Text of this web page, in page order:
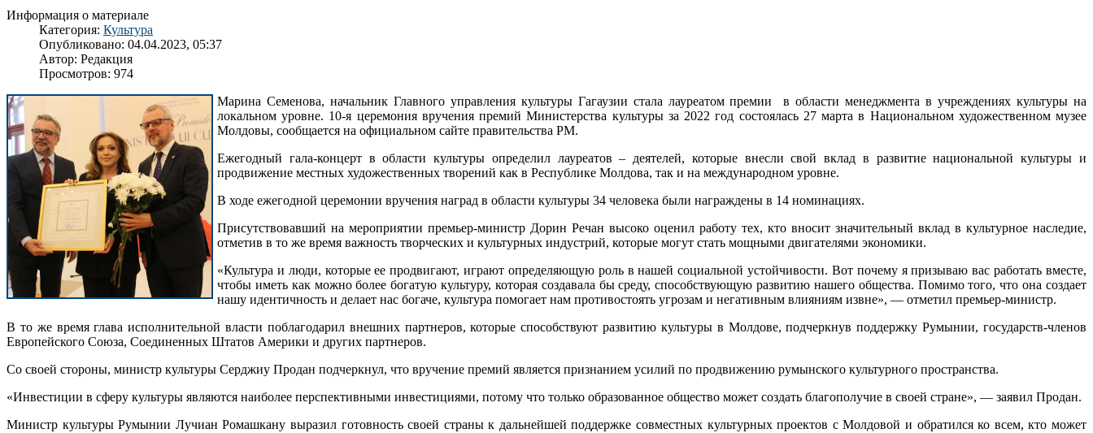
Информация о материале
Категория: Культура
Опубликовано: 04.04.2023, 05:37
Автор: Редакция
Просмотров: 974
Марина Семенова, начальник Главного управления культуры Гагаузии стала лауреатом премии в области менеджмента в учреждениях культуры на
локальном уровне. 10-я церемония вручения премий Министерства культуры за 2022 год состоялась 27 марта в Национальном художественном музее
Молдовы, сообщается на официальном сайте правительства РМ.
Ежегодный гала-концерт в области культуры определил лауреатов – деятелей, которые внесли свой вклад в развитие национальной культуры и
продвижение местных художественных творений как в Республике Молдова, так и на международном уровне.
В ходе ежегодной церемонии вручения наград в области культуры 34 человека были награждены в 14 номинациях.
Присутствовавший на мероприятии премьер-министр Дорин Речан высоко оценил работу тех, кто вносит значительный вклад в культурное наследие,
отметив в то же время важность творческих и культурных индустрий, которые могут стать мощными двигателями экономики.
«Культура и люди, которые ее продвигают, играют определяющую роль в нашей социальной устойчивости. Вот почему я призываю вас работать вместе,
чтобы иметь как можно более богатую культуру, которая создавала бы среду, способствующую развитию нашего общества. Помимо того, что она создает
нашу идентичность и делает нас богаче, культура помогает нам противостоять угрозам и негативным влияниям извне», — отметил премьер-министр.
В то же время глава исполнительной власти поблагодарил внешних партнеров, которые способствуют развитию культуры в Молдове, подчеркнув поддержку Румынии, государств-членов
Европейского Союза, Соединенных Штатов Америки и других партнеров.
Со своей стороны, министр культуры Серджиу Продан подчеркнул, что вручение премий является признанием усилий по продвижению румынского культурного пространства.
«Инвестиции в сферу культуры являются наиболее перспективными инвестициями, потому что только образованное общество может создать благополучие в своей стране», — заявил Продан.
Министр культуры Румынии Лучиан Ромашкану выразил готовность своей страны к дальнейшей поддержке совместных культурных проектов с Молдовой и обратился ко всем, кто может